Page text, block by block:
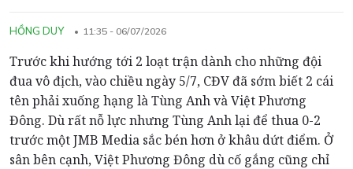
HỒNG DUY 11:35 - 06/07/2026
Trước khi hướng tới 2 loạt trận dành cho những đội
đua vô địch, vào chiều ngày 5/7, CĐV đã sớm biết 2 cái
tên phải xuống hạng là Tùng Anh và Việt Phương
Đông. Dù rất nỗ lực nhưng Tùng Anh lại để thua 0-2
trước một JMB Media sắc bén hơn ở khâu dứt điểm. Ở
sân bên cạnh, Việt Phương Đông dù cố gắng cũng chỉ